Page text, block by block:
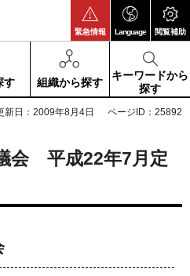
緊急情報 Language 閲覧補助
す 組織から探す
キーワードから
探す
新日：2009年8月4日 ページID：25892
会 平成22年7月定